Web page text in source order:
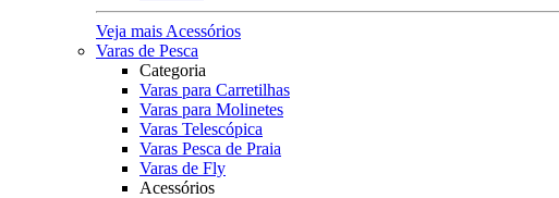
Veja mais Acessórios
Varas de Pesca
Categoria
Varas para Carretilhas
Varas para Molinetes
Varas Telescópica
Varas Pesca de Praia
Varas de Fly
Acessórios